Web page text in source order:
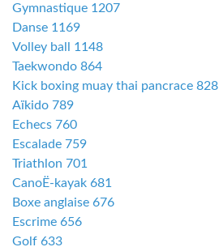
Gymnastique 1207
Danse 1169
Volley ball 1148
Taekwondo 864
Kick boxing muay thai pancrace 828
Aïkido 789
Echecs 760
Escalade 759
Triathlon 701
CanoË-kayak 681
Boxe anglaise 676
Escrime 656
Golf 633